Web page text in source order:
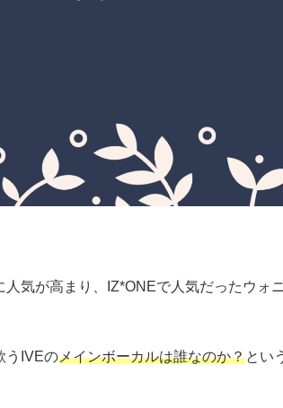
人気が高まり、IZ*ONEで人気だったウォ
うIVEのメインボーカルは誰なのか？とい